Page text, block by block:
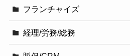
フランチャイズ
経理/労務/総務